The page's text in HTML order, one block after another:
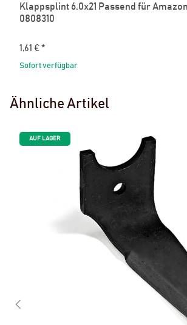
Klappsplint 6.0x21 Passend für
0808310
1,61 € *
Sofort verfügbar
Ähnliche Artikel
AUF LAGER